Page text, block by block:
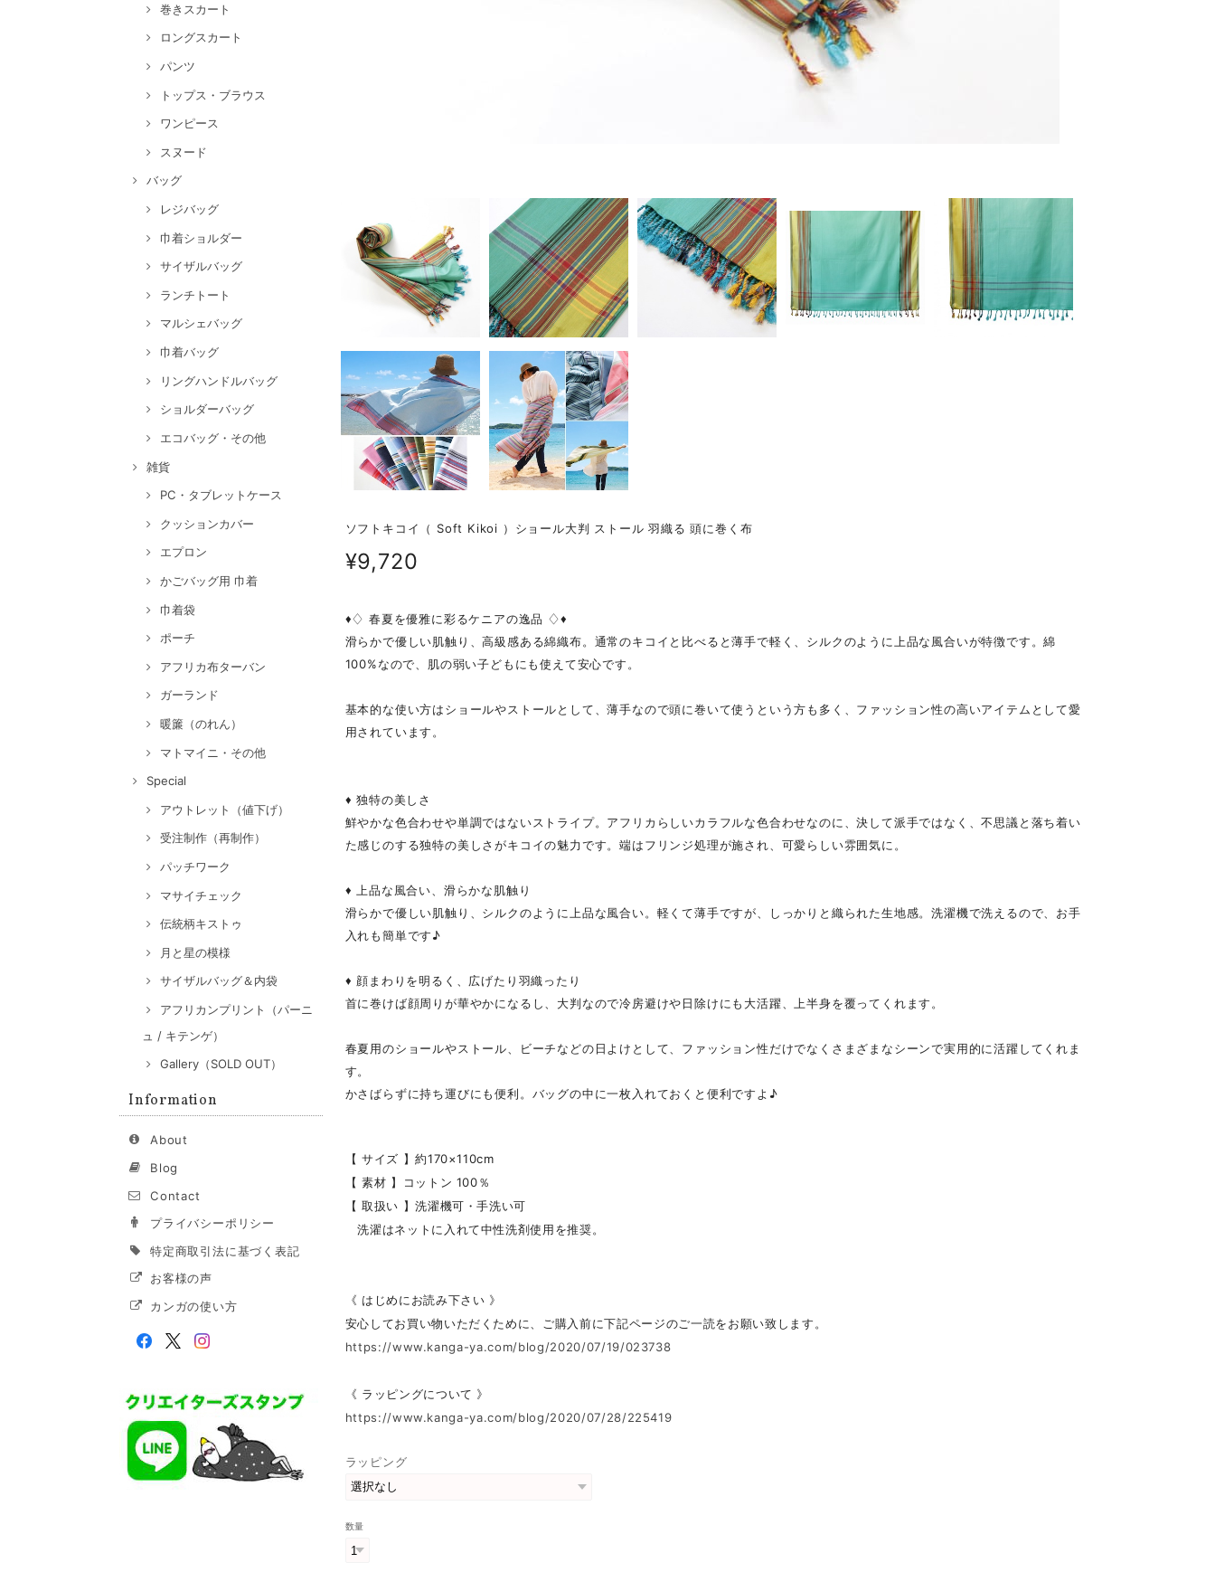
巻きスカート
ロングスカート
パンツ
トップス・ブラウス
ワンピース
スヌード
バッグ
レジバッグ
巾着ショルダー
サイザルバッグ
ランチトート
マルシェバッグ
巾着バッグ
リングハンドルバッグ
ショルダーバッグ
エコバッグ・その他
雑貨
PC・タブレットケース
クッションカバー
エプロン
かごバッグ用 巾着
巾着袋
ポーチ
アフリカ布ターバン
ガーランド
暖簾（のれん）
マトマイニ・その他
Special
アウトレット（値下げ）
受注制作（再制作）
パッチワーク
マサイチェック
伝統柄キストゥ
月と星の模様
サイザルバッグ＆内袋
アフリカンプリント（パーニ
ュ / キテンゲ）
Gallery（SOLD OUT）
Information
About
Blog
Contact
プライバシーポリシー
特定商取引法に基づく表記
お客様の声
カンガの使い方
ソフトキコイ（ Soft Kikoi ）ショール大判 ストール 羽織る 頭に巻く布
¥9,720
♦♢ 春夏を優雅に彩るケニアの逸品 ♢♦
滑らかで優しい肌触り、高級感ある綿織布。通常のキコイと比べると薄手で軽く、シルクのように上品な風合いが特徴です。綿
100%なので、肌の弱い子どもにも使えて安心です。
基本的な使い方はショールやストールとして、薄手なので頭に巻いて使うという方も多く、ファッション性の高いアイテムとして愛
用されています。
♦ 独特の美しさ
鮮やかな色合わせや単調ではないストライプ。アフリカらしいカラフルな色合わせなのに、決して派手ではなく、不思議と落ち着い
た感じのする独特の美しさがキコイの魅力です。端はフリンジ処理が施され、可愛らしい雰囲気に。
♦ 上品な風合い、滑らかな肌触り
滑らかで優しい肌触り、シルクのように上品な風合い。軽くて薄手ですが、しっかりと織られた生地感。洗濯機で洗えるので、お手
入れも簡単です♪
♦ 顔まわりを明るく、広げたり羽織ったり
首に巻けば顔周りが華やかになるし、大判なので冷房避けや日除けにも大活躍、上半身を覆ってくれます。
春夏用のショールやストール、ビーチなどの日よけとして、ファッション性だけでなくさまざまなシーンで実用的に活躍してくれま
す。
かさばらずに持ち運びにも便利。バッグの中に一枚入れておくと便利ですよ♪
【 サイズ 】約170×110cm
【 素材 】コットン 100％
【 取扱い 】洗濯機可・手洗い可
洗濯はネットに入れて中性洗剤使用を推奨。
《 はじめにお読み下さい 》
安心してお買い物いただくために、ご購入前に下記ページのご一読をお願い致します。
https://www.kanga-ya.com/blog/2020/07/19/023738
《 ラッピングについて 》
https://www.kanga-ya.com/blog/2020/07/28/225419
ラッピング
数量